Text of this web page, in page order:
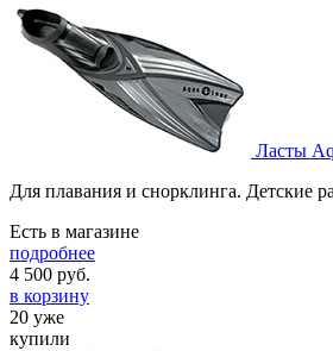
Ласты
Для плавания и снорклинга. Детские
Есть в магазине
подробнее
4 500 руб.
в корзину
20 уже
купили